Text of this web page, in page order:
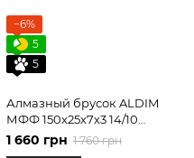
−6%
5
5
Алмазный брусок ALDIM
МФФ 150х25х7х3 14/10
тонкая доводка
1 660 грн 1 760 грн